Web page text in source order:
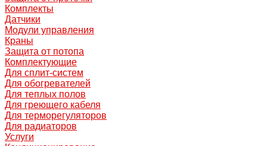
Комплекты
Датчики
Модули управления
Краны
Защита от потопа
Комплектующие
Для сплит-систем
Для обогревателей
Для теплых полов
Для греющего кабеля
Для терморегуляторов
Для радиаторов
Услуги